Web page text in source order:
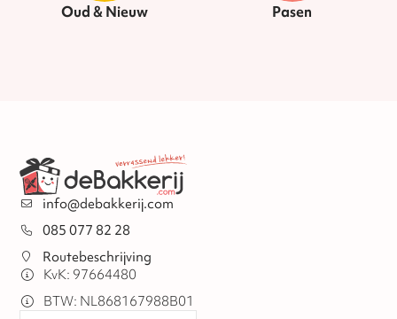
Oud & Nieuw Pasen
info@debakkerij.com
085 077 82 28
Routebeschrijving
KvK: 97664480
BTW: NL868167988B01